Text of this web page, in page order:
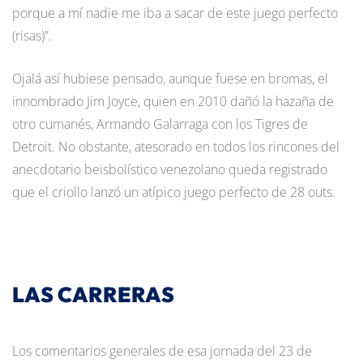
porque a mí nadie me iba a sacar de este juego perfecto
(risas)”.
Ojalá así hubiese pensado, aunque fuese en bromas, el
innombrado Jim Joyce, quien en 2010 dañó la hazaña de
otro cumanés, Armando Galarraga con los Tigres de
Detroit. No obstante, atesorado en todos los rincones del
anecdotario beisbolístico venezolano queda registrado
que el criollo lanzó un atípico juego perfecto de 28 outs.
LAS CARRERAS
Los comentarios generales de esa jornada del 23 de